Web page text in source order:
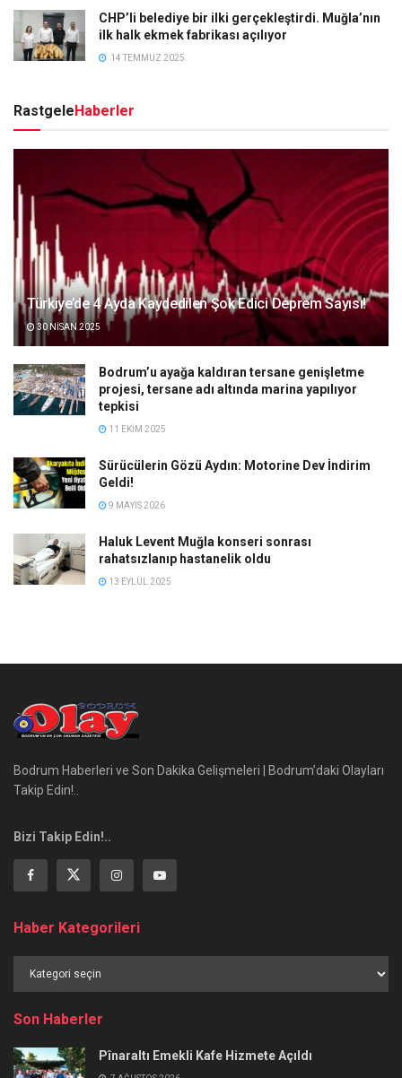
CHP’li belediye bir ilki gerçekleştirdi. Muğla’nın
ilk halk ekmek fabrikası açılıyor
14 TEMMUZ 2025
RastgeleHaberler
Türkiye’de 4 Ayda Kaydedilen Şok Edici Deprem Sayısı!
30 NISAN 2025
Bodrum’u ayağa kaldıran tersane genişletme
projesi, tersane adı altında marina yapılıyor
tepkisi
11 EKIM 2025
Sürücülerin Gözü Aydın: Motorine Dev İndirim
Geldi!
9 MAYIS 2026
Haluk Levent Muğla konseri sonrası
rahatsızlanıp hastanelik oldu
13 EYLÜL 2025
Bodrum Haberleri ve Son Dakika Gelişmeleri | Bodrum’daki Olayları
Takip Edin!..
Bizi Takip Edin!..
Haber Kategorileri
Kategorileri
Son Haberler
Pînaraltı Emekli Kafe Hizmete Açıldı